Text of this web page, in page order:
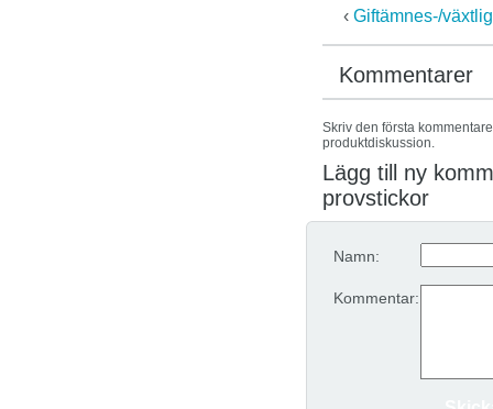
‹Giftämnes-/
Kommentarer
Skriv den första
produktdiskussion.
Lägg till ny
provstickor
Namn:
Kommentar: